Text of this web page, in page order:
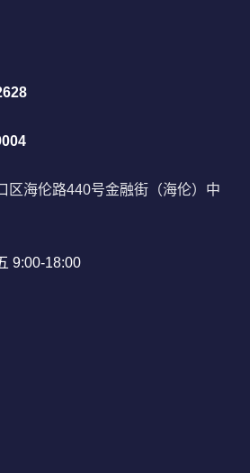
区海伦路440号金融街（海伦）中
9:00-18:00